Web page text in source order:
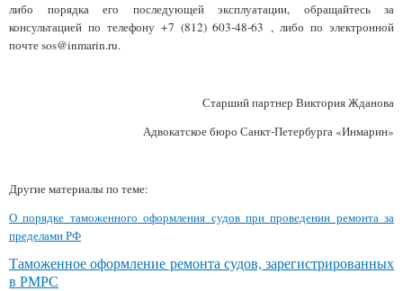
либо порядка его последующей эксплуатации, обращайтесь за
консультацией по телефону +7 (812) 603-48-63 , либо по электронной
почте sos@inmarin.ru.
Старший партнер Виктория Жданова
Адвокатское бюро Санкт-Петербурга «Инмарин»
Другие материалы по теме:
О порядке таможенного оформления судов при проведении ремонта за
пределами РФ
Таможенное оформление ремонта судов, зарегистрированных
в РМРС